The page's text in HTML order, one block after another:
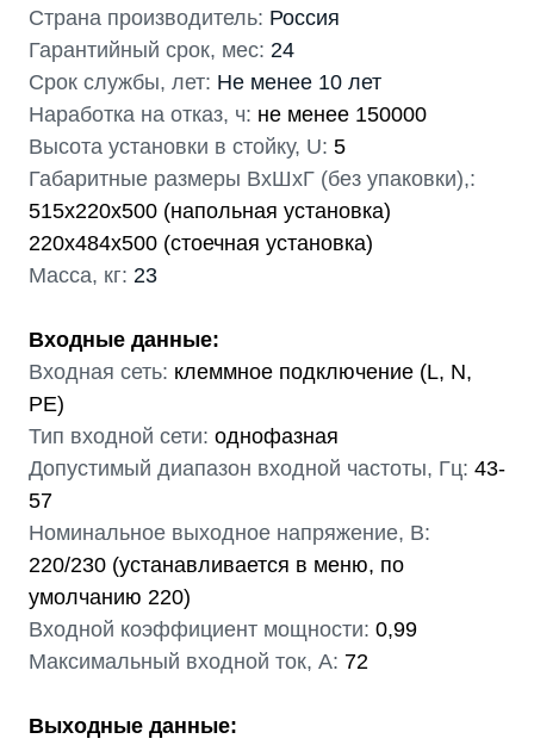
Страна производитель: Россия
Гарантийный срок, мес: 24
Срок службы, лет: Не менее 10 лет
Наработка на отказ, ч: не менее 150000
Высота установки в стойку, U: 5
Габаритные размеры ВхШхГ (без упаковки),:
515х220х500 (напольная установка)
220х484х500 (стоечная установка)
Масса, кг: 23
Входные данные:
Входная сеть: клеммное подключение (L, N,
PE)
Тип входной сети: однофазная
Допустимый диапазон входной частоты, Гц: 43-
57
Номинальное выходное напряжение, В:
220/230 (устанавливается в меню, по
умолчанию 220)
Входной коэффициент мощности: 0,99
Максимальный входной ток, А: 72
Выходные данные: